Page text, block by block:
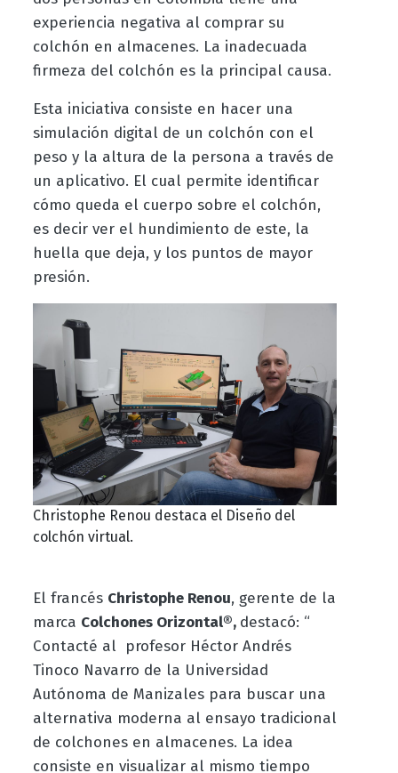
experiencia negativa al comprar su
colchón en almacenes. La inadecuada
firmeza del colchón es la principal causa.
Esta iniciativa consiste en hacer una
simulación digital de un colchón con el
peso y la altura de la persona a través de
un aplicativo. El cual permite identificar
cómo queda el cuerpo sobre el colchón,
es decir ver el hundimiento de este, la
huella que deja, y los puntos de mayor
presión.
Christophe Renou destaca el Diseño del
colchón virtual.
El francés Christophe Renou, gerente de la
marca Colchones Orizontal®, destacó: “
Contacté al profesor Héctor Andrés
Tinoco Navarro de la Universidad
Autónoma de Manizales para buscar una
alternativa moderna al ensayo tradicional
de colchones en almacenes. La idea
consiste en visualizar al mismo tiempo